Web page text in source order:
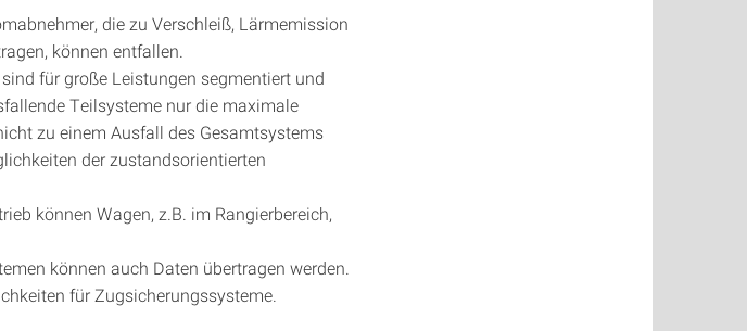
die zu Verschleiß, Lärmemission
können entfallen.
für große Leistungen segmentiert und
Teilsysteme nur die maximale
zu einem Ausfall des Gesamtsystems
der zustandsorientierten
können Wagen, z.B. im Rangierbereich,
können auch Daten übertragen werden.
für Zugsicherungssysteme.